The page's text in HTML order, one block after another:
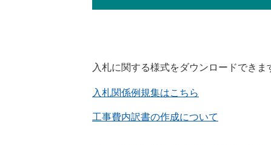
入札に関する様式をダウンロードでき
入札関係例規集はこちら
工事費内訳書の作成について